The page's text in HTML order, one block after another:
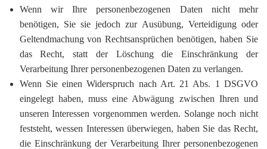
Wenn wir Ihre personenbezogenen Daten nicht mehr
benötigen, Sie sie jedoch zur Ausübung, Verteidigung oder
Geltendmachung von Rechtsansprüchen benötigen, haben Sie
das Recht, statt der Löschung die Einschränkung der
Verarbeitung Ihrer personenbezogenen Daten zu verlangen.
Wenn Sie einen Widerspruch nach Art. 21 Abs. 1 DSGVO
eingelegt haben, muss eine Abwägung zwischen Ihren und
unseren Interessen vorgenommen werden. Solange noch nicht
feststeht, wessen Interessen überwiegen, haben Sie das Recht,
die Einschränkung der Verarbeitung Ihrer personenbezogenen